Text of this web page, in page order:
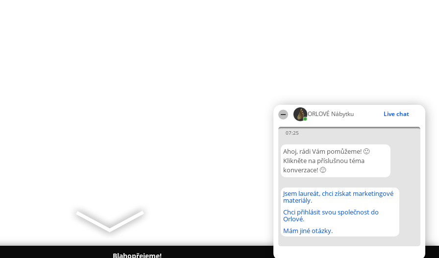
ORLOVÉ Nábytku Live chat
07:25
Ahoj, rádi Vám pomůžeme! 🙂
Klikněte na příslušnou téma
konverzace! 🙂
Jsem laureát, chci získat marketingové
materiály.
Chci přihlásit svou společnost do
Orlové.
Mám jiné otázky.
Blahopřejeme!